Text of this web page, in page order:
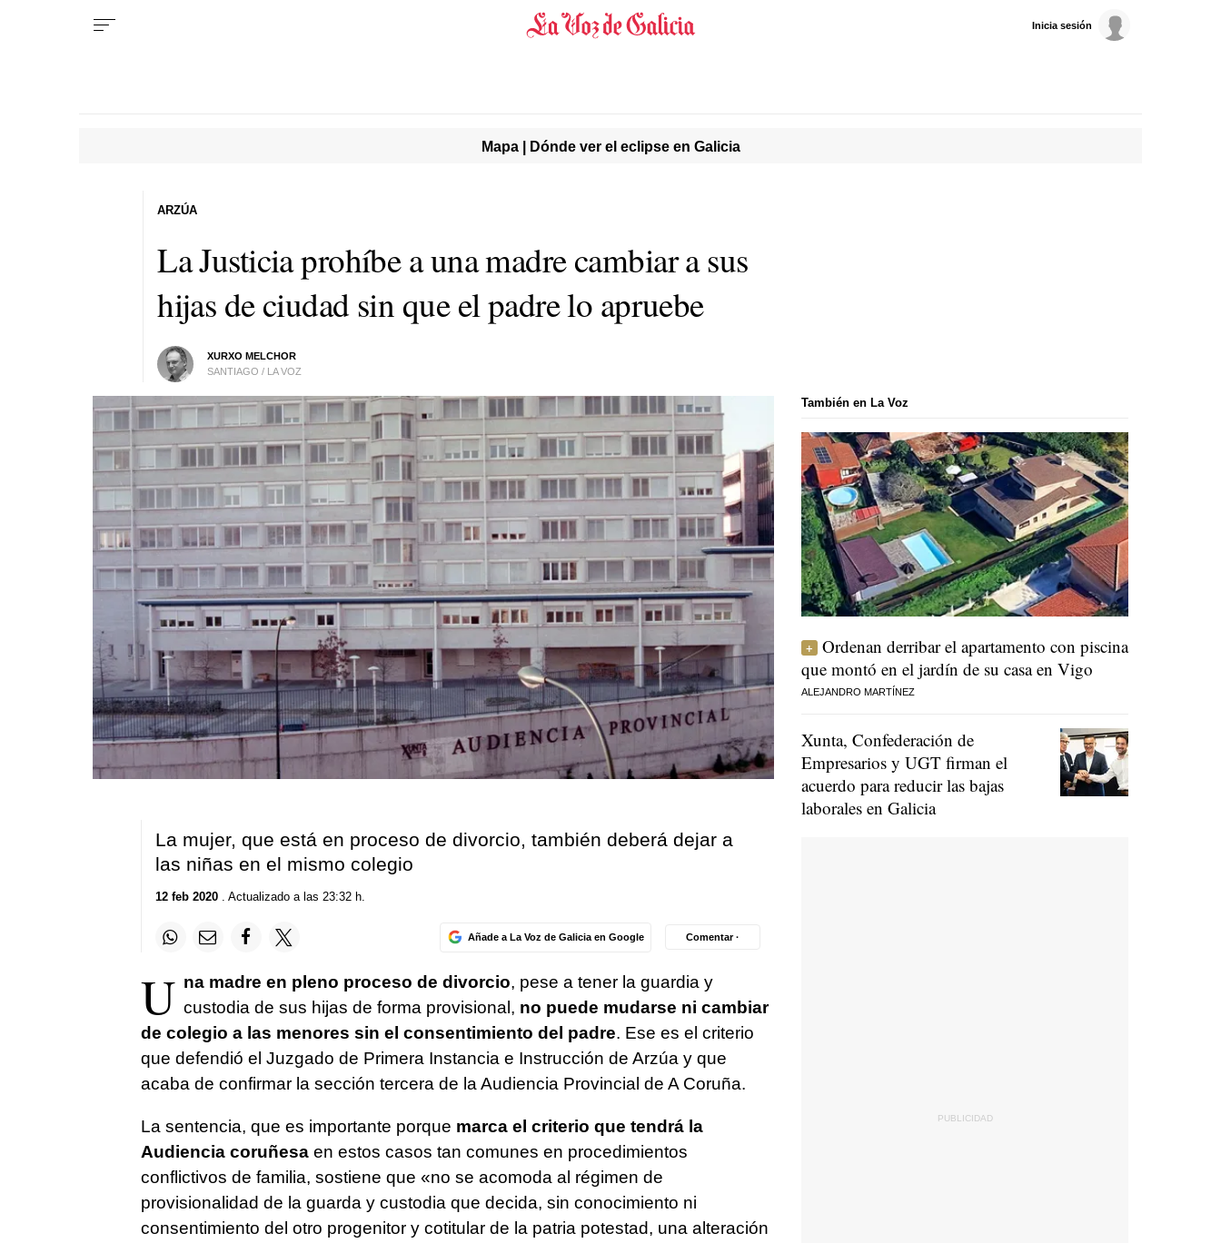
Inicia sesión
Mapa | Dónde ver el eclipse en Galicia
La Justicia prohíbe a una madre cambiar a sus
hijas de ciudad sin que el padre lo apruebe
XURXO MELCHOR
SANTIAGO / LA VOZ
ARZÚA
La mujer, que está en proceso de divorcio, también deberá dejar a
las niñas en el mismo colegio
12 feb 2020. Actualizado a las 23:32 h.
Añade a La Voz de Galicia en Google Comentar ·
U na madre en pleno proceso de divorcio, pese a tener la guardia y
custodia de sus hijas de forma provisional, no puede mudarse ni cambiar
de colegio a las menores sin el consentimiento del padre. Ese es el criterio
que defendió el Juzgado de Primera Instancia e Instrucción de Arzúa y que
acaba de confirmar la sección tercera de la Audiencia Provincial de A Coruña.
La sentencia, que es importante porque marca el criterio que tendrá la
Audiencia coruñesaen estos casos tan comunes en procedimientos
conflictivos de familia, sostiene que «no se acomoda al régimen de
provisionalidad de la guarda y custodia que decida, sin conocimiento ni
consentimiento del otro progenitor y cotitular de la patria potestad, una alteración
También en La Voz
Ordenan derribar el apartamento con piscina
que montó en el jardín de su casa en Vigo
ALEJANDRO MARTÍNEZ
Xunta, Confederación de
Empresarios y UGT firman el
acuerdo para reducir las bajas
laborales en Galicia